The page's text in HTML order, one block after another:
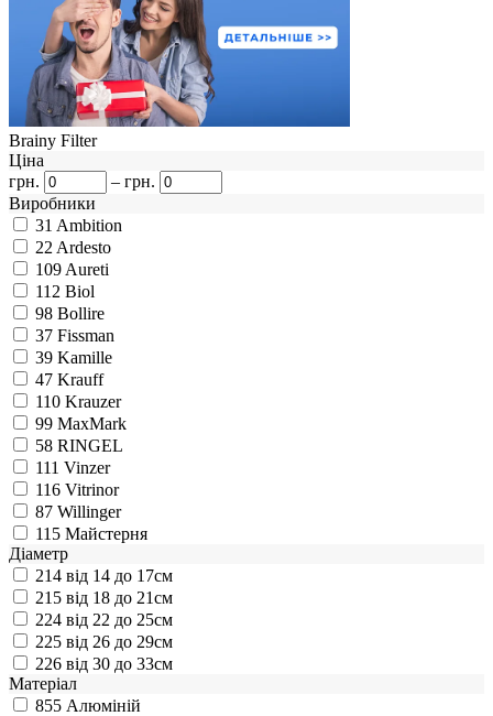
Brainy Filter
Ціна
грн.
– грн.
Виробники
31 Ambition
22 Ardesto
109 Aureti
112 Biol
98 Bollire
37 Fissman
39 Kamille
47 Krauff
110 Krauzer
99 MaxMark
58 RINGEL
111 Vinzer
116 Vitrinor
87 Willinger
115 Майстерня
Діаметр
214 від 14 до 17см
215 від 18 до 21см
224 від 22 до 25см
225 від 26 до 29см
226 від 30 до 33см
Матеріал
855 Алюміній